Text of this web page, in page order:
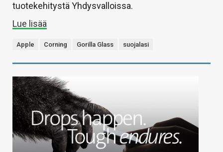
tuotekehitystä Yhdysvalloissa.
Lue lisää
Apple Corning Gorilla Glass suojalasi